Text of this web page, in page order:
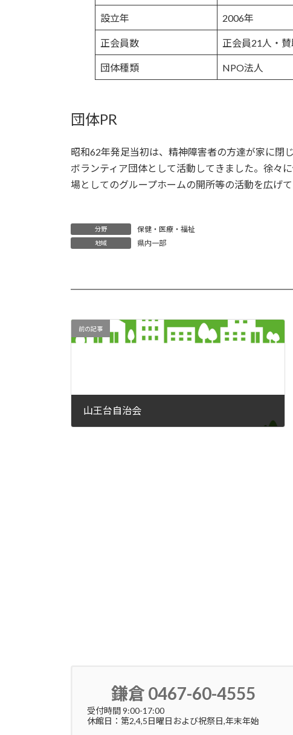
設立年 2006年
正会員数 正会員21人・
団体種類 NPO法人
団体PR
昭和62年発足当初は、精神障害者の方達が家に閉
ボランティア団体として活動してきました。徐々
場としてのグループホームの開所等の活動を広げて
分野 保健・医療・福祉
地域 県内一部
前の記事
山王台自治会
鎌倉 0467-60-4555
受付時間 9:00-17:00
休館日：第2,4,5日曜日および祝祭日,年末年始